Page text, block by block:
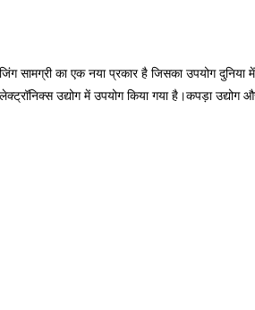
का एक नया प्रकार है जिसका उपयोग दुनिया
उद्योग में उपयोग किया गया है।कपड़ा उद्योग